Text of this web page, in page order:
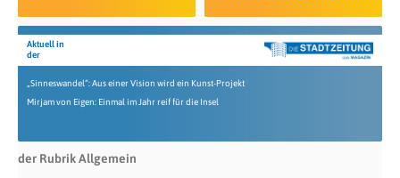
Aktuell in
der
„Sinneswandel“: Aus einer Vision wird ein Kunst-Projekt
Mirjam von Eigen: Einmal im Jahr reif für die Insel
der Rubrik Allgemein